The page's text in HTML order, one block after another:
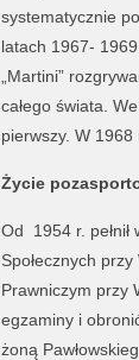
systematycznie
latach 1967-
„Martini”
całego świata.
pierwszy. W 1968
Życie
Od 1954 r.
Społecznych
Prawniczym przy
egzaminy i
żoną